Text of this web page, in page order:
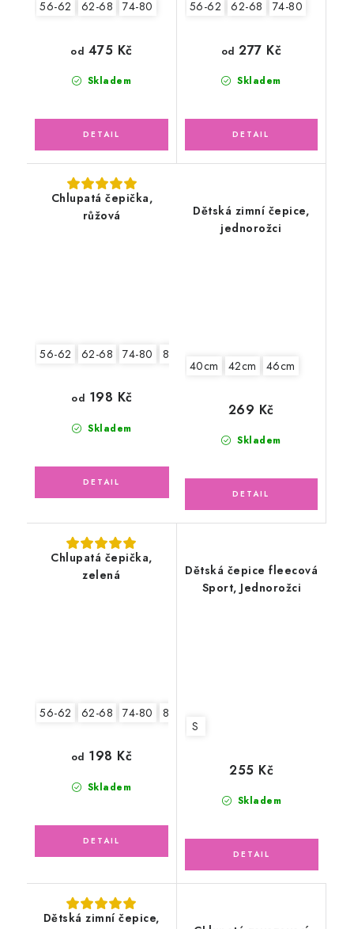
56-62 62-68 74-80
Skladem
od 475 Kč
56-62 62-68 74-80
Skladem
od 277 Kč
Chlupatá čepička,
růžová
56-62 62-68 74-80 80-86
Skladem
od 198 Kč
Dětská zimní čepice,
jednorožci
40cm 42cm 46cm
Skladem
269 Kč
Chlupatá čepička,
zelená
56-62 62-68 74-80 80-86
Skladem
od 198 Kč
Dětská čepice fleecová
Sport, Jednorožci
S
Skladem
255 Kč
Dětská zimní čepice,